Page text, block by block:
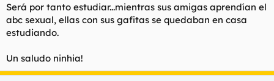
Gracias
Tú también, hija mía?
Será por tanto estudiar...mientras sus amigas aprendían el
abc sexual, ellas con sus gafitas se quedaban en casa
estudiando.
Un saludo ninhia!